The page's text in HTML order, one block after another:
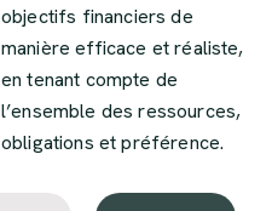
objectifs financiers de
manière efficace et réaliste,
en tenant compte de
l’ensemble des ressources,
obligations et préférence.